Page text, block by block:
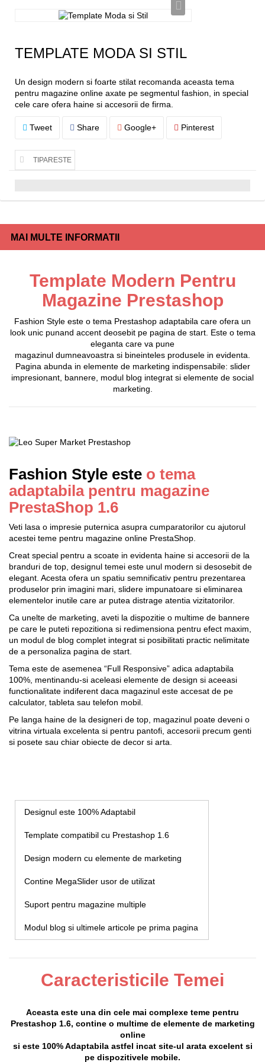
TEMPLATE MODA SI STIL
Un design modern si foarte stilat recomanda aceasta tema
pentru magazine online axate pe segmentul fashion, in special
cele care ofera haine si accesorii de firma.
Tweet Share Google+ Pinterest
TIPARESTE
MAI MULTE INFORMATII
Template Modern Pentru
Magazine Prestashop
Fashion Style este o tema Prestashop adaptabila care ofera un
look unic punand accent deosebit pe pagina de start. Este o tema
eleganta care va pune
magazinul dumneavoastra si bineinteles produsele in evidenta.
Pagina abunda in elemente de marketing indispensabile: slider
impresionant, bannere, modul blog integrat si elemente de social
marketing.
Fashion Style este o tema
adaptabila pentru magazine
PrestaShop 1.6
Veti lasa o impresie puternica asupra cumparatorilor cu ajutorul
acestei teme pentru magazine online PrestaShop.
Creat special pentru a scoate in evidenta haine si accesorii de la
branduri de top, designul temei este unul modern si desosebit de
elegant. Acesta ofera un spatiu semnificativ pentru prezentarea
produselor prin imagini mari, slidere impunatoare si eliminarea
elementelor inutile care ar putea distrage atentia vizitatorilor.
Ca unelte de marketing, aveti la dispozitie o multime de bannere
pe care le puteti repozitiona si redimensiona pentru efect maxim,
un modul de blog complet integrat si posibilitati practic nelimitate
de a personaliza pagina de start.
Tema este de asemenea “Full Responsive” adica adaptabila
100%, mentinandu-si aceleasi elemente de design si aceeasi
functionalitate indiferent daca magazinul este accesat de pe
calculator, tableta sau telefon mobil.
Pe langa haine de la designeri de top, magazinul poate deveni o
vitrina virtuala excelenta si pentru pantofi, accesorii precum genti
si posete sau chiar obiecte de decor si arta.
Designul este 100% Adaptabil
Template compatibil cu Prestashop 1.6
Design modern cu elemente de marketing
Contine MegaSlider usor de utilizat
Suport pentru magazine multiple
Modul blog si ultimele articole pe prima pagina
Caracteristicile Temei
Aceasta este una din cele mai complexe teme pentru
Prestashop 1.6, contine o multime de elemente de marketing
online
si este 100% Adaptabila astfel incat site-ul arata excelent si
pe dispozitivele mobile.